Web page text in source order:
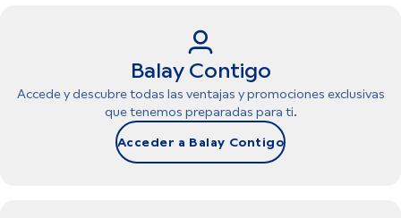
Balay Contigo
Accede y descubre todas las ventajas y promociones exclusivas
que tenemos preparadas para ti.
Acceder a Balay Contigo